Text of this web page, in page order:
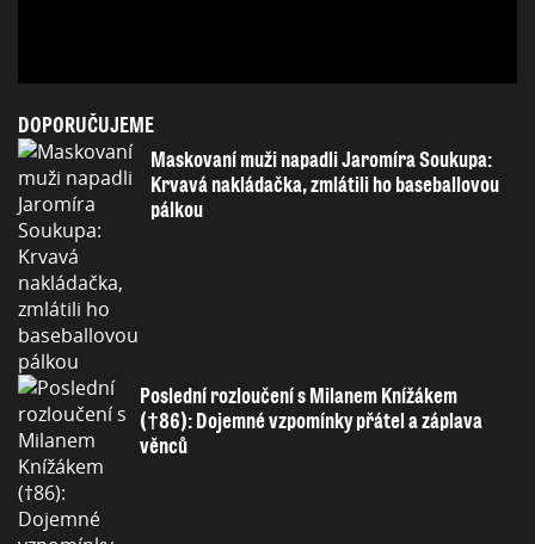
DOPORUČUJEME
Maskovaní muži napadli Jaromíra Soukupa:
Krvavá nakládačka, zmlátili ho baseballovou
pálkou
Poslední rozloučení s Milanem Knížákem
(†86): Dojemné vzpomínky přátel a záplava
věnců